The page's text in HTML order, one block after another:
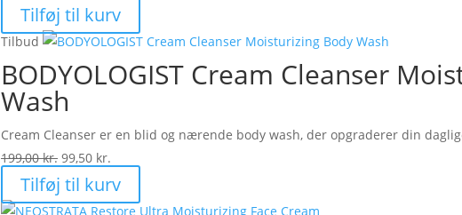
Tilføj til kurv
Tilbud
BODYOLOGIST Cream Cleanser
Wash
Cream Cleanser er en blid og nærende body wash, der opgraderer din
199,00kr. Den
oprindelige
pris
99,50 kr.
aktuelle
pris
Tilføj til kurv